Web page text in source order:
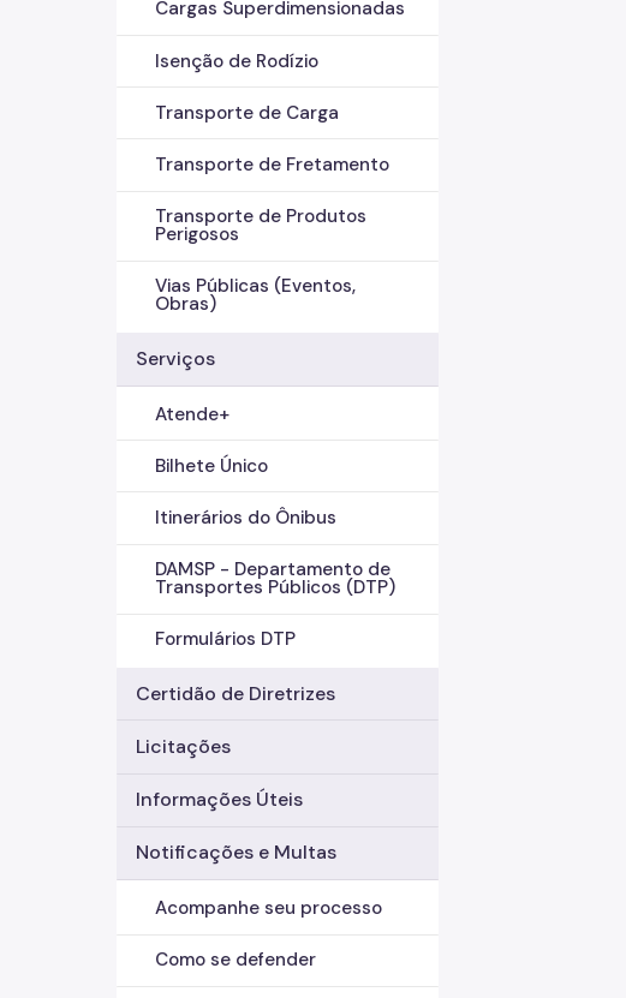
Cargas Superdimensionadas
Isenção de Rodízio
Transporte de Carga
Transporte de Fretamento
Transporte de Produtos
Perigosos
Vias Públicas (Eventos,
Obras)
Serviços
Atende+
Bilhete Único
Itinerários do Ônibus
DAMSP - Departamento de
Transportes Públicos (DTP)
Formulários DTP
Certidão de Diretrizes
Licitações
Informações Úteis
Notificações e Multas
Acompanhe seu processo
Como se defender